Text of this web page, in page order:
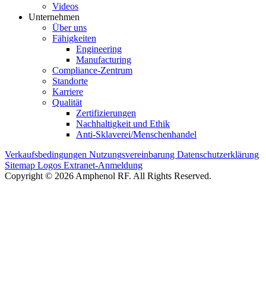
Videos
Unternehmen
Über uns
Fähigkeiten
Engineering
Manufacturing
Compliance-Zentrum
Standorte
Karriere
Qualität
Zertifizierungen
Nachhaltigkeit und Ethik
Anti-Sklaverei/Menschenhandel
Verkaufsbedingungen Nutzungsvereinbarung Datenschutzerklärung
Sitemap Logos Extranet-Anmeldung
Copyright © 2026 Amphenol RF. All Rights Reserved.